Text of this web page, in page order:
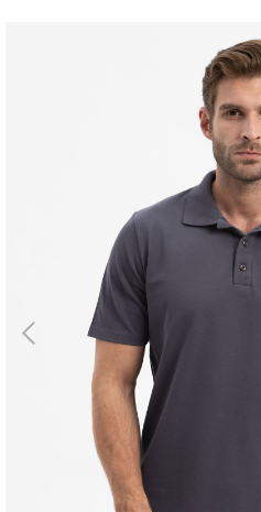
Для бизнеса
Скидки
Контакты
ЗАКАЗАТЬ
←